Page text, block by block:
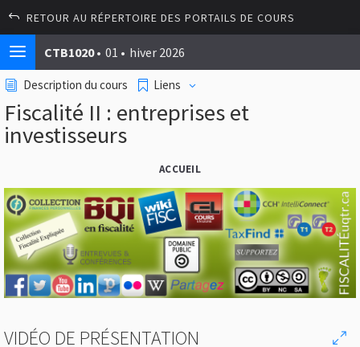
RETOUR AU RÉPERTOIRE DES PORTAILS DE COURS
CTB1020 01 hiver 2026
Description du cours Liens
Fiscalité II : entreprises et
investisseurs
ACCUEIL
VIDÉO DE PRÉSENTATION